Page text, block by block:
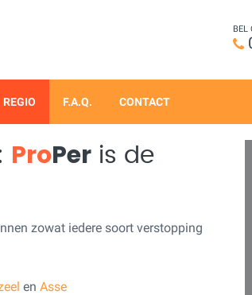
BEL
REGIO F.A.Q. CONTACT
ProPer is de
zowat iedere soort verstopping
en Asse